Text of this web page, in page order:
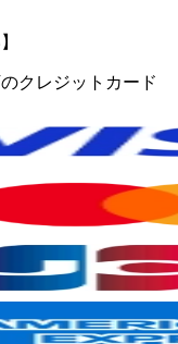
クレジットカード